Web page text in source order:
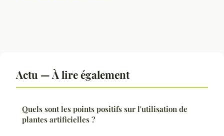
Actu — À lire également
Quels sont les points positifs sur l'utilisation de
plantes artificielles ?